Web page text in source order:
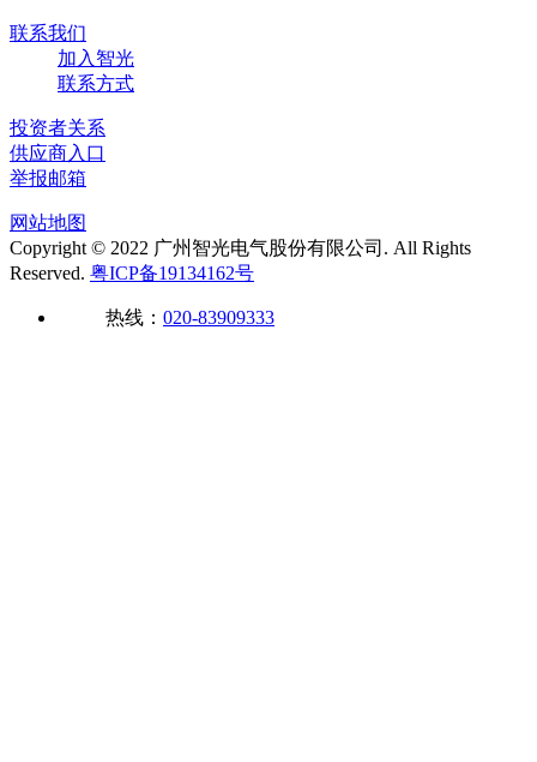
联系我们
加入智光
联系方式
投资者关系
供应商入口
举报邮箱
网站地图
Copyright © 2022 广州智光电气股份有限公司. All Rights
Reserved. 粤ICP备19134162号
热线： 020-83909333